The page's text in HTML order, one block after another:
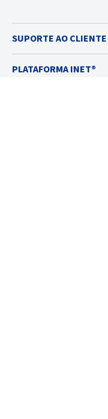
SUPORTE AO
PLATAFORMA INET®